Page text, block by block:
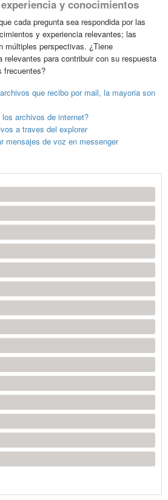
y conocimientos
cada pregunta sea respondida por las
y experiencia relevantes; las
múltiples perspectivas. ¿Tiene
relevantes para contribuir con su respuesta
frecuentes?
que recibo por mail, la mayoria son
archivos de internet?
a traves del explorer
mensajes de voz en messenger